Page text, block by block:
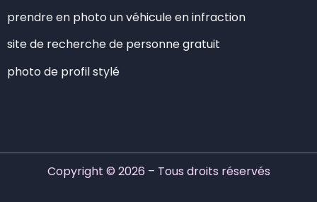
prendre en photo un véhicule en infraction
site de recherche de personne gratuit
photo de profil stylé
Copyright © 2026 – Tous droits réservés